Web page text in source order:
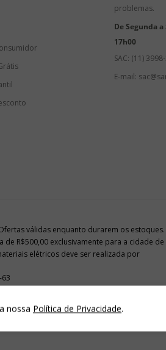
nossa Política de Privacidade.
problemas.
De Segunda
17h00
SAC: (11)
E-mail:
válidas enquanto durarem os estoques.
R$500,00 exclusivamente para a cidade de
elétricos deve ser realizada por